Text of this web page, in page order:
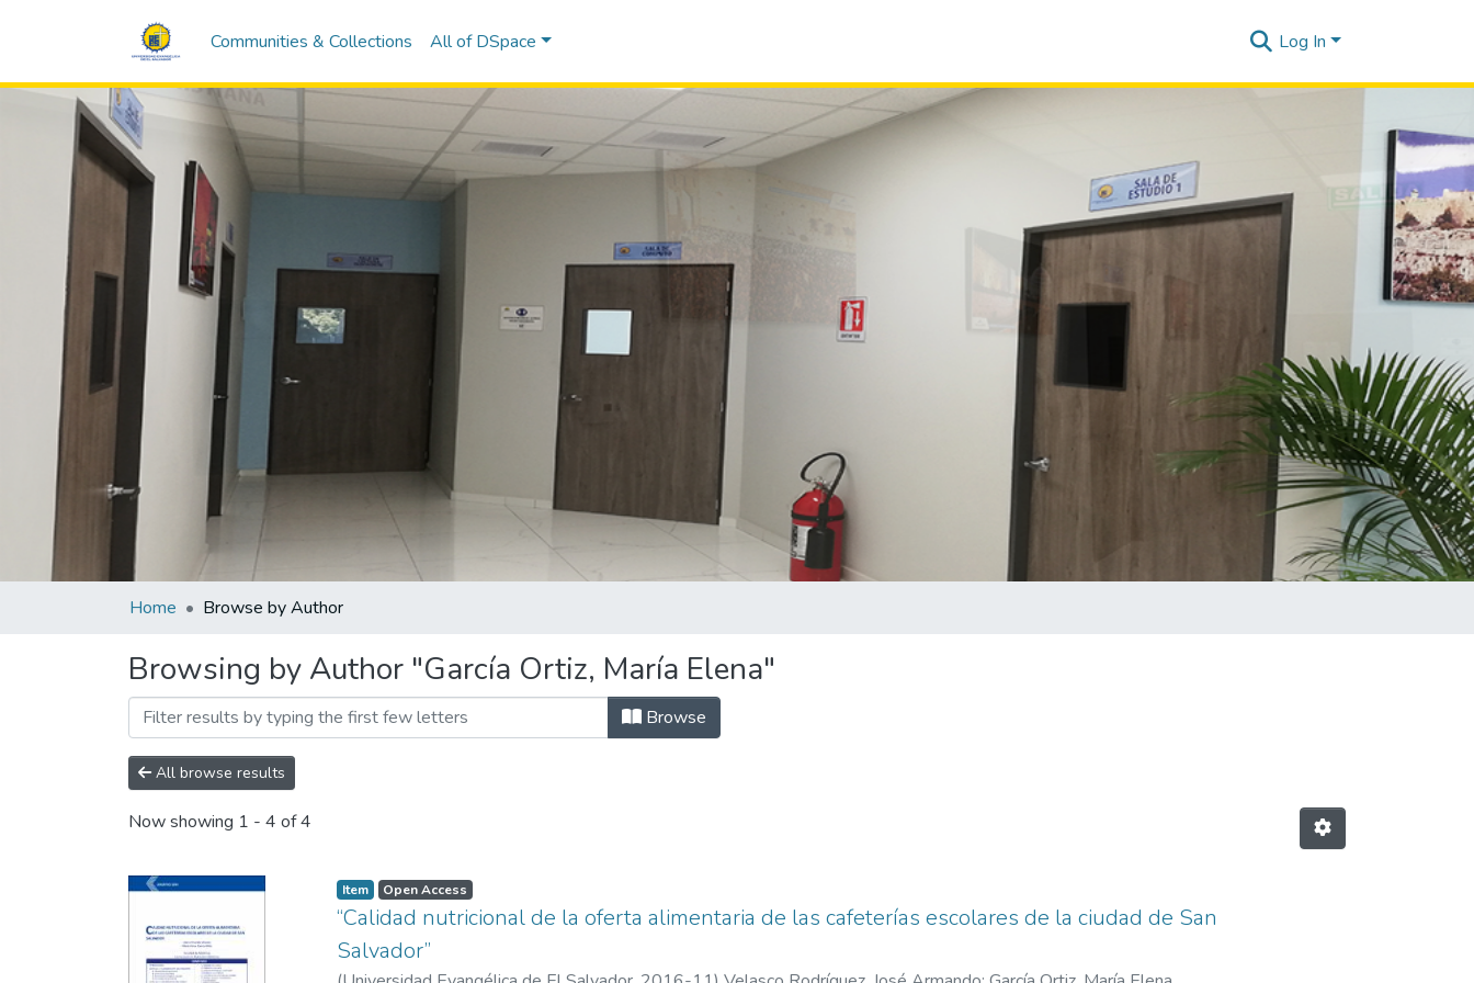
Communities & Collections All of DSpace Log In
Home Browse by Author
Browsing by Author "García Ortiz, María Elena"
Browse
All browse results
Now showing 1 - 4 of 4
Item Open Access
“Calidad nutricional de la oferta alimentaria de las cafeterías escolares de la ciudad de San
Salvador”